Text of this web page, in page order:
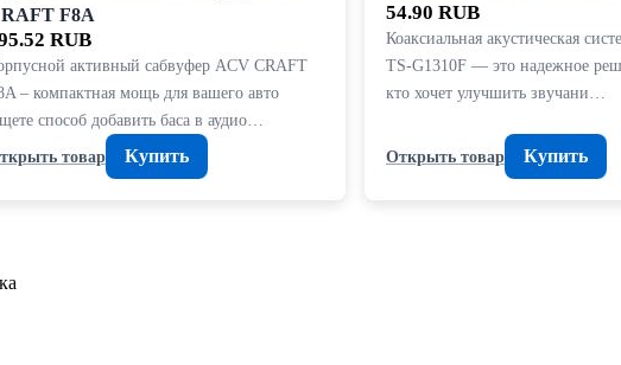
F8A
RUB
активный сабвуфер ACV CRAFT
– компактная мощь для вашего авто
способ добавить баса в аудио…
товар
Купить
54.90 RUB
Коаксиальная акустическая
TS-G1310F — это надежное
кто хочет улучшить звучани…
Открыть товар Купить